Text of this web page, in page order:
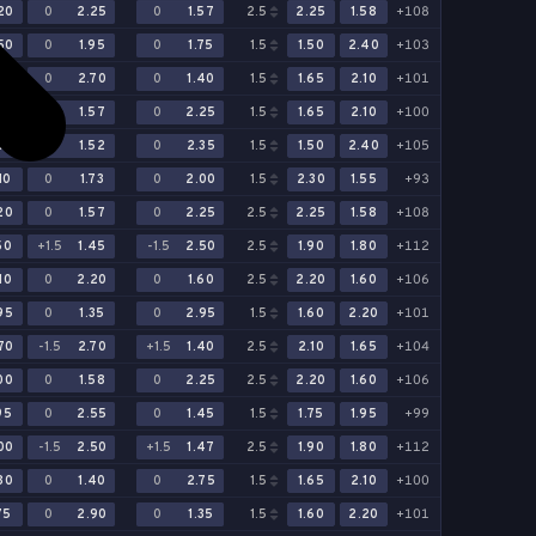
0 2.25 0 1.57 2.5 2.25 1.58
+108
0 1.95 0 1.75 1.5 1.50 2.40
+103
0 2.70 0 1.40 1.5 1.65 2.10
+101
0 1.57 0 2.25 1.5 1.65 2.10
+100
0 1.52 0 2.35 1.5 1.50 2.40
+105
0 1.73 0 2.00 1.5 2.30 1.55
+93
0 1.57 0 2.25 2.5 2.25 1.58
+108
+1.5 1.45 -1.5 2.50 2.5 1.90 1.80
+112
0 2.20 0 1.60 2.5 2.20 1.60
+106
0 1.35 0 2.95 1.5 1.60 2.20
+101
-1.5 2.70 +1.5 1.40 2.5 2.10 1.65
+104
0 1.58 0 2.25 2.5 2.20 1.60
+106
0 2.55 0 1.45 1.5 1.75 1.95
+99
-1.5 2.50 +1.5 1.47 2.5 1.90 1.80
+112
0 1.40 0 2.75 1.5 1.65 2.10
+100
0 2.90 0 1.35 1.5 1.60 2.20
+101